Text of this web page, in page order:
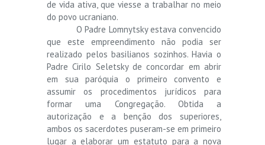
de vida ativa, que viesse a trabalhar no meio
do povo ucraniano.
O Padre Lomnytsky estava convencido
que este empreendimento não podia ser
realizado pelos basilianos sozinhos. Havia o
Padre Cirilo Seletsky de concordar em abrir
em sua paróquia o primeiro convento e
assumir os procedimentos jurídicos para
formar uma Congregação. Obtida a
autorização e a benção dos superiores,
ambos os sacerdotes puseram-se em primeiro
lugar a elaborar um estatuto para a nova